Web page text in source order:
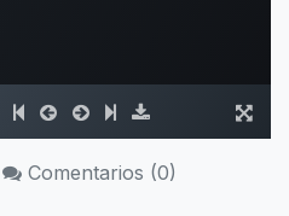
Comentarios (0)